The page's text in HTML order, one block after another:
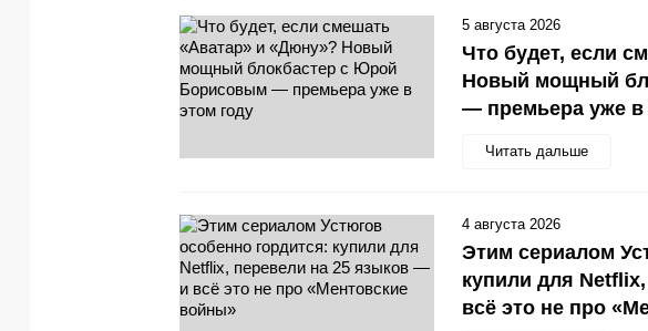
Что будет, если
Новый мощный
— премьера уже в
Читать дальше
5 августа 2026
Этим сериалом
купили для
всё это не про
4 августа 2026